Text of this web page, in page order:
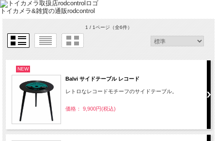
トイカメラ&雑貨の通販rodcontrol
1 / 1ページ（全6件）
NEW
Balvi サイドテーブル レコード
レトロなレコードモチーフのサイドテーブル。
価格： 9,900円(税込)